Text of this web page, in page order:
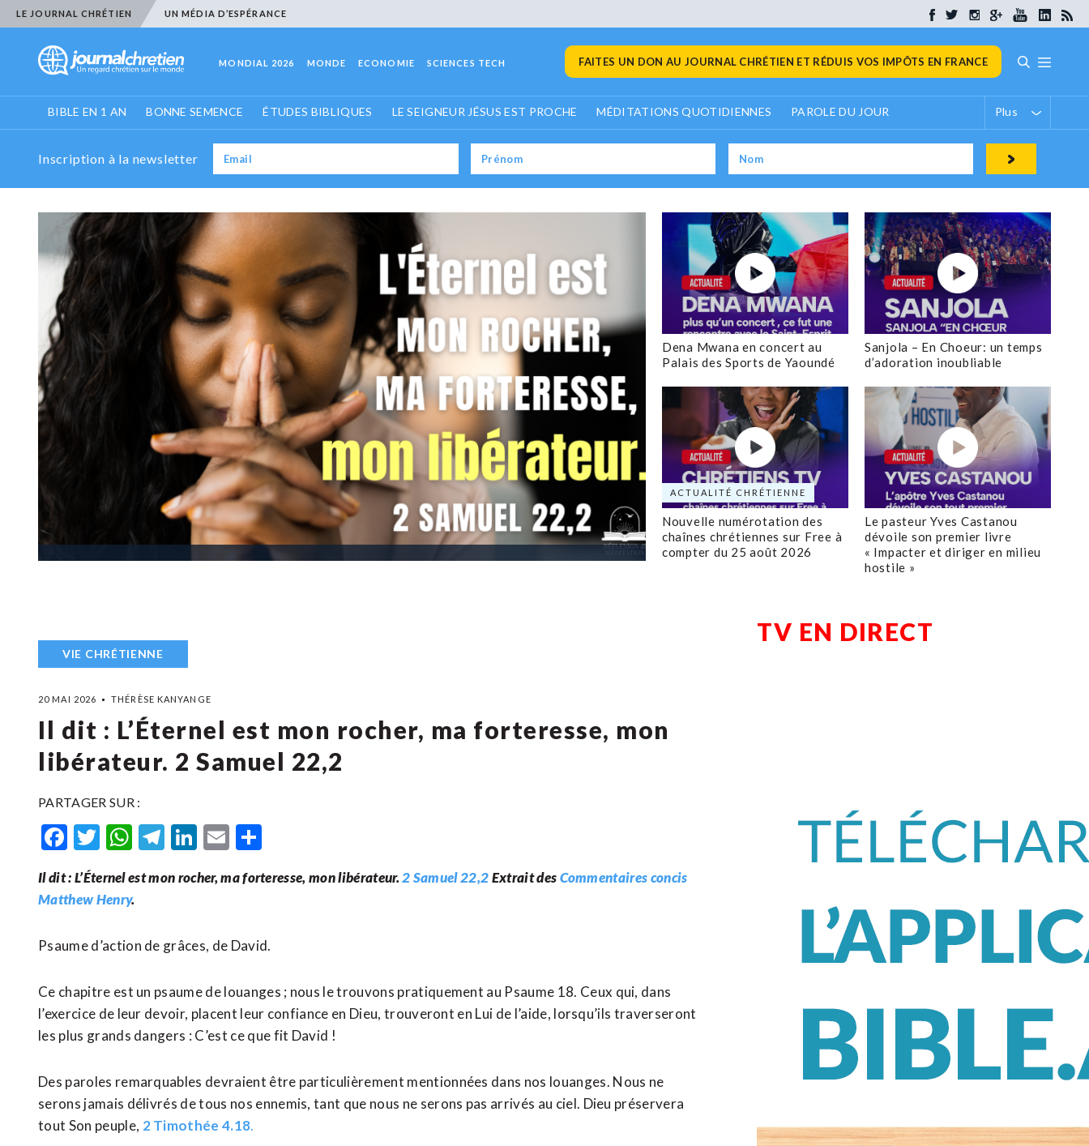
LE JOURNAL CHRÉTIEN UN MÉDIA D’ESPÉRANCE
MONDIAL 2026 MONDE ECONOMIE SCIENCES TECH FAITES UN DON AU JOURNAL CHRÉTIEN ET RÉDUIS VOS IMPÔTS EN FRANCE
BIBLE EN 1 AN BONNE SEMENCE ÉTUDES BIBLIQUES LE SEIGNEUR JÉSUS EST PROCHE MÉDITATIONS QUOTIDIENNES PAROLE DU JOUR Plus
Inscription à la newsletter
Dena Mwana en concert au
Palais des Sports de Yaoundé
Sanjola – En Choeur: un temps
d’adoration inoubliable
ACTUALITÉ CHRÉTIENNE
Nouvelle numérotation des
chaînes chrétiennes sur Free à
compter du 25 août 2026
Le pasteur Yves Castanou
dévoile son premier livre
« Impacter et diriger en milieu
hostile »
VIE CHRÉTIENNE
20 MAI 2026 THÉRÈSE KANYANGE
Il dit : L’Éternel est mon rocher, ma forteresse, mon
libérateur. 2 Samuel 22,2
PARTAGER SUR :
Facebook
Twitter
WhatsApp
Telegram
LinkedIn
Email
Il dit : L’Éternel est mon rocher, ma forteresse, mon libérateur.2 Samuel 22,2Extrait desCommentaires concis
Matthew Henry.
Psaume d’action de grâces, de David.
Ce chapitre est un psaume de louanges ; nous le trouvons pratiquement au Psaume 18. Ceux qui, dans
l’exercice de leur devoir, placent leur confiance en Dieu, trouveront en Lui de l’aide, lorsqu’ils traverseront
les plus grands dangers : C’est ce que fit David !
Des paroles remarquables devraient être particulièrement mentionnées dans nos louanges. Nous ne
serons jamais délivrés de tous nos ennemis, tant que nous ne serons pas arrivés au ciel. Dieu préservera
tout Son peuple, 2 Timothée 4.18.
TV EN DIRECT